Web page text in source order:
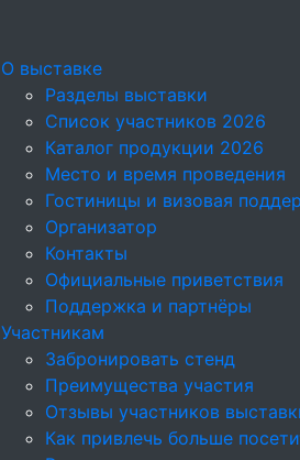
О выставке
Разделы выставки
Список участников 2026
Каталог продукции 2026
Место и время проведения
Гостиницы и визовая
Организатор
Контакты
Официальные приветствия
Поддержка и партнёры
Участникам
Забронировать стенд
Преимущества участия
Отзывы участников
Как привлечь больше